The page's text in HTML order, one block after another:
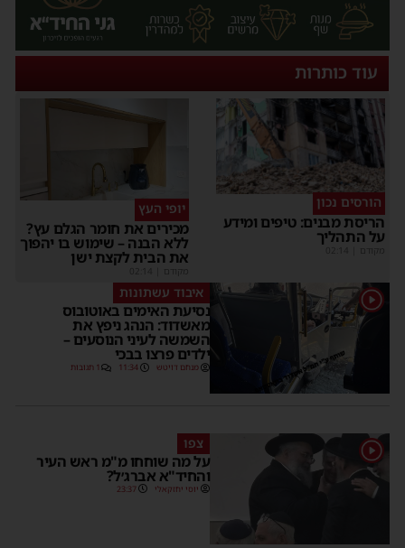
עוד כותרות
הורסים נכון
הריסת מבנים: טיפים ומידע
על התהליך
מקודם
יופי העץ
מכירים את חומר הגלם עץ?
ללא הבנה – שימוש בו יהפוך
את הבית לקצת ישן
מקודם
1 איבוד עשתונות
נסיעת האימים באוטובוס
מאשדוד: הנהג ניפץ את
השמשה לעיני הנוסעים –
ילדים פרצו בבכי
מנחם דויטש 11:34 1 תגובות
1 צפו
על מה שוחחו מ"מ ראש העיר
והחיד"א אברג׳ל?
יוסי יחזקאלי 23:37